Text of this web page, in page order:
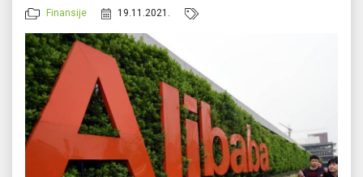
Finansije 19.11.2021.